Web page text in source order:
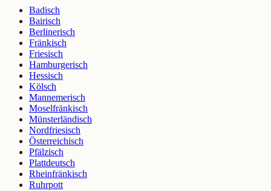
Badisch
Bairisch
Berlinerisch
Fränkisch
Friesisch
Hamburgerisch
Hessisch
Kölsch
Mannemerisch
Moselfränkisch
Münsterländisch
Nordfriesisch
Österreichisch
Pfälzisch
Plattdeutsch
Rheinfränkisch
Ruhrpott